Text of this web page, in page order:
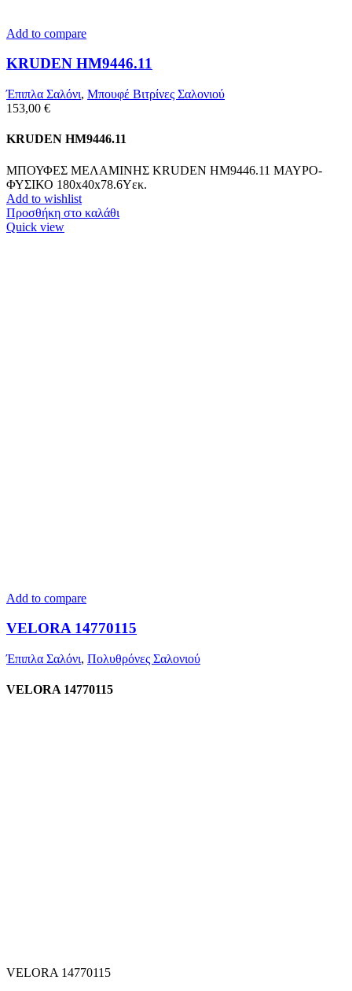
Add to compare
KRUDEN HM9446.11
Έπιπλα Σαλόνι, Μπουφέ Βιτρίνες Σαλονιού
153,00 €
KRUDEN HM9446.11
ΜΠΟΥΦΕΣ ΜΕΛΑΜΙΝΗΣ KRUDEN HM9446.11 ΜΑΥΡΟ-
ΦΥΣΙΚΟ 180x40x78.6Υεκ.
Add to wishlist
Προσθήκη στο καλάθι
Quick view
Add to compare
VELORA 14770115
Έπιπλα Σαλόνι, Πολυθρόνες Σαλονιού
VELORA 14770115
VELORA 14770115